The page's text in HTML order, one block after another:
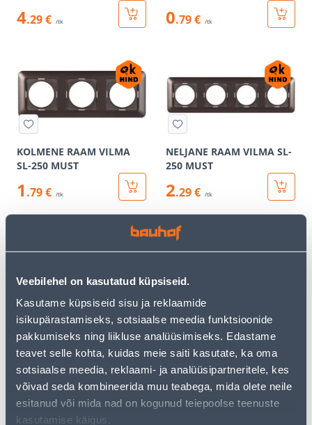
Veebilehel on kasutatud küpsiseid.
Kasutame küpsiseid sisu ja reklaamide
isikupärastamiseks, sotsiaalse meedia funktsioonide
pakkumiseks ning liikluse analüüsimiseks. Edastame
teavet selle kohta, kuidas meie saiti kasutate, ka oma
sotsiaalse meedia, reklaami- ja analüüsipartneritele, kes
võivad seda kombineerida muu teabega, mida olete neile
esitanud või mida nad on kogunud teiepoolse teenuste
kasutamise käigus.
4.29 € /tk 0.79 € /tk
KOLMENE RAAM VILMA
SL-250 MUST
1 .79 € /tk
NELJANE RAAM VILMA SL-
250 MUST
2.29 € /tk
VIIENE RAAM VILMA SL-
250 MUST
2.00 €
ÜHENE TELEFONIPESA
VILMA SL-250 RAAMITA
MUST
2 .00 €